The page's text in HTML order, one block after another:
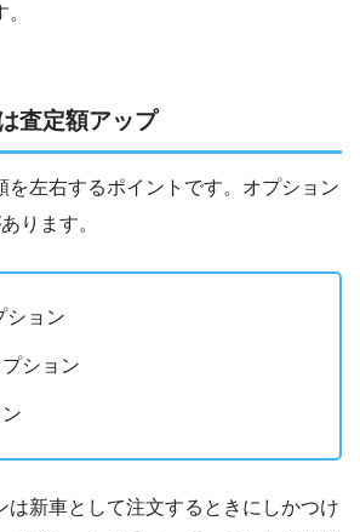
査定額アップ
を左右するポイントです。オプション
ります。
ション
ション
は新車として注文するときにしかつけ